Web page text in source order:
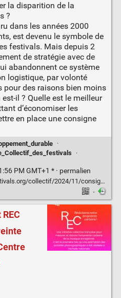
la disparition de la
?
dans les années 2000
est devenu le symbole de
festivals. Mais depuis 2
de stratégie avec de
abandonnent ce système
logistique, par volonté
des raisons bien moins
il ? Quelle est le meilleur
d’économiser les
en place une consigne
·
·
PM GMT+1 * · permalien
collectif/2024/11/consigne-festivals/
·